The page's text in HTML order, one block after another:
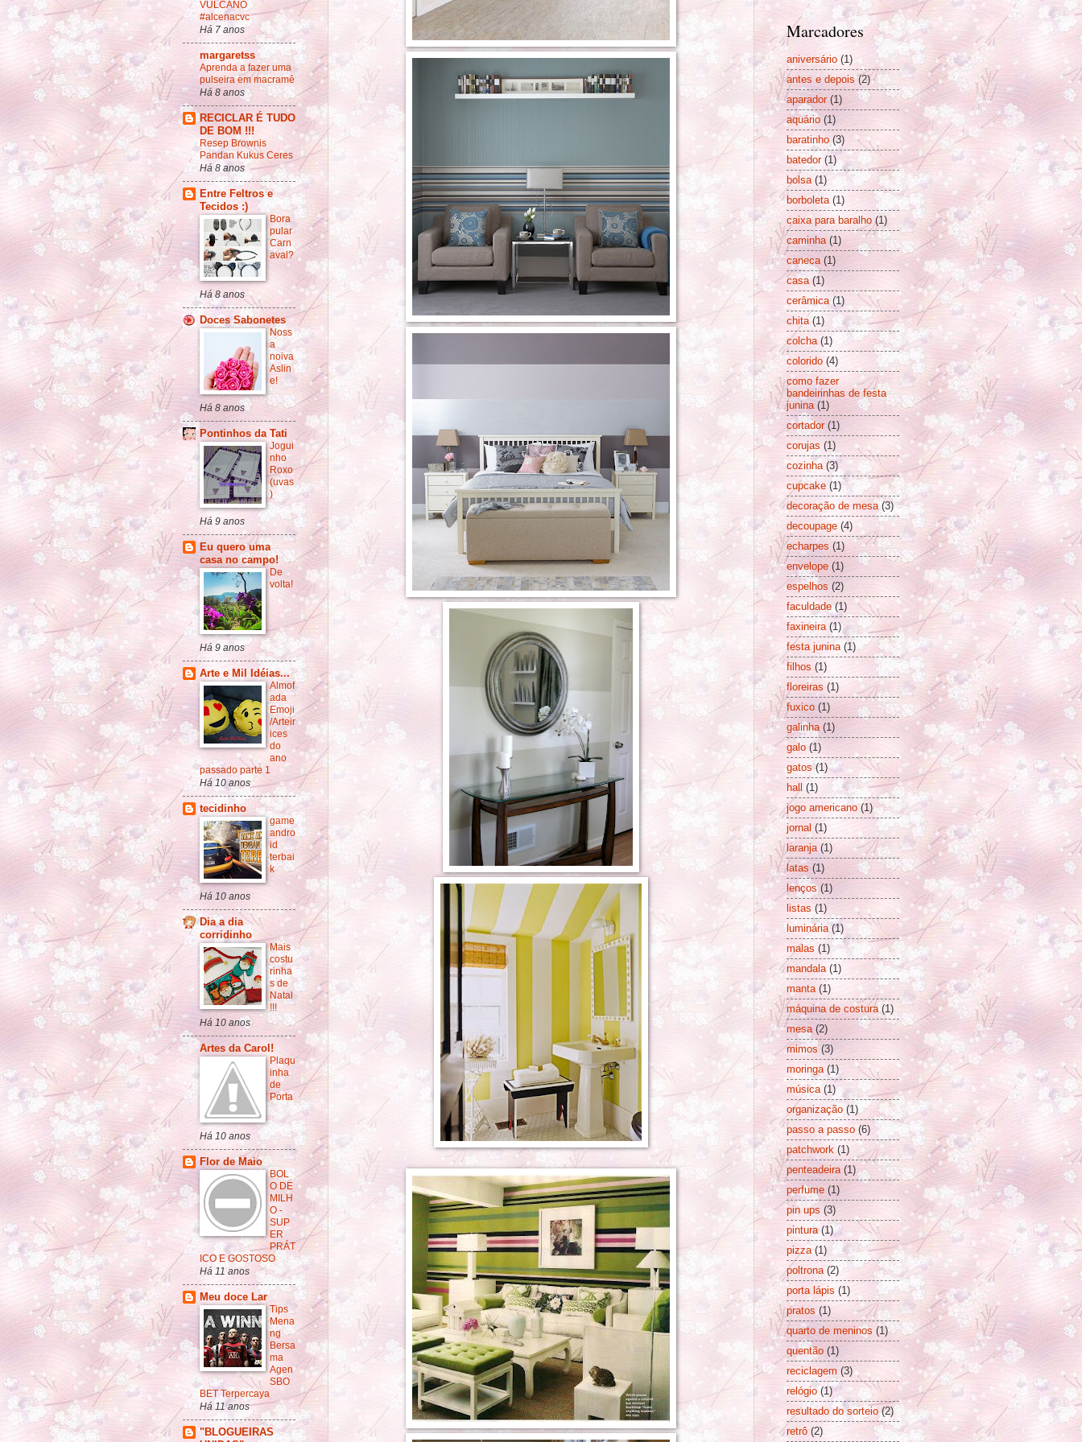
VULCANO
#alcenacvc
Há 7 anos
margaretss
Aprenda a fazer uma
pulseira em macramê
Há 8 anos
RECICLAR É TUDO
DE BOM !!!
Resep Brownis
Pandan Kukus Ceres
Há 8 anos
Entre Feltros e
Tecidos :)
Bora
pular
Carn
aval?
Há 8 anos
Doces Sabonetes
Noss
a
noiva
Aslin
e!
Há 8 anos
Pontinhos da Tati
Jogui
nho
Roxo
(uvas
)
Há 9 anos
Eu quero uma
casa no campo!
De
volta!
Há 9 anos
Arte e Mil Idéias...
Almof
ada
Emoji
/Arteir
ices
do
ano
passado parte 1
Há 10 anos
tecidinho
game
andro
id
terbai
k
Há 10 anos
Dia a dia
corridinho
Mais
costu
rinha
s de
Natal
!!!
Há 10 anos
Artes da Carol!
Plaqu
inha
de
Porta
Há 10 anos
Flor de Maio
BOL
O DE
MILH
O -
SUP
ER
PRÁT
ICO E GOSTOSO
Há 11 anos
Meu doce Lar
Tips
Mena
ng
Bersa
ma
Agen
SBO
BET Terpercaya
Há 11 anos
"BLOGUEIRAS
Marcadores
aniversário (1)
antes e depois (2)
aparador (1)
aquário (1)
baratinho (3)
batedor (1)
bolsa (1)
borboleta (1)
caixa para baralho (1)
caminha (1)
caneca (1)
casa (1)
cerâmica (1)
chita (1)
colcha (1)
colorido (4)
como fazer
bandeirinhas de festa
junina (1)
cortador (1)
corujas (1)
cozinha (3)
cupcake (1)
decoração de mesa (3)
decoupage (4)
echarpes (1)
envelope (1)
espelhos (2)
faculdade (1)
faxineira (1)
festa junina (1)
filhos (1)
floreiras (1)
fuxico (1)
galinha (1)
galo (1)
gatos (1)
hall (1)
jogo americano (1)
jornal (1)
laranja (1)
latas (1)
lenços (1)
listas (1)
luminária (1)
malas (1)
mandala (1)
manta (1)
máquina de costura (1)
mesa (2)
mimos (3)
moringa (1)
música (1)
organização (1)
passo a passo (6)
patchwork (1)
penteadeira (1)
perfume (1)
pin ups (3)
pintura (1)
pizza (1)
poltrona (2)
porta lápis (1)
pratos (1)
quarto de meninos (1)
quentão (1)
reciclagem (3)
relógio (1)
resultado do sorteio (2)
retrô (2)